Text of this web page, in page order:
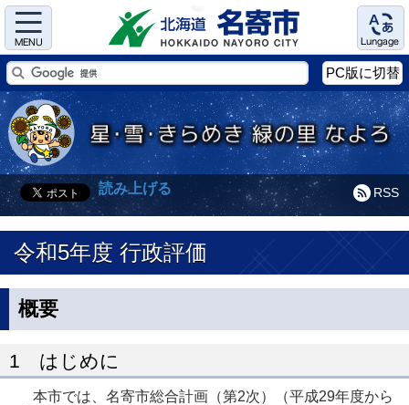
Menu Language
PC版に切替
RSS
読み上げる
令和5年度 行政評価
概要
1 はじめに
本市では、名寄市総合計画（第2次）（平成29年度から